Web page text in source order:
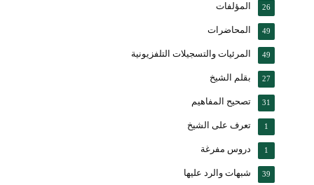
المؤلفات 26
المحاضرات 49
المرئيات والتسجيلات التلفزيونية 49
بقلم الشيخ 27
تصحيح المفاهيم 31
تعرف على الشيخ 1
دروس مفرغة 1
شبهات والرد عليها 39